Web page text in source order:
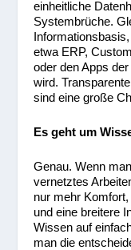
einheitliche
Systembrüche.
etwa ERP,
oder den Apps
wird.
sind eine große
Es geht um
Genau. Wenn
vernetztes
nur mehr
und eine breitere
Wissen auf
man die